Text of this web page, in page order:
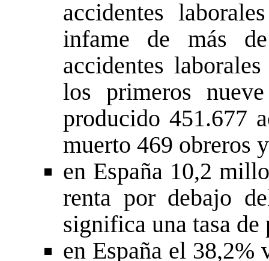
accidentes
infame de más
accidentes
los primeros
producido 451.677
muerto 469 obreros
en España 10,2
renta por debajo
significa una tasa
en España el